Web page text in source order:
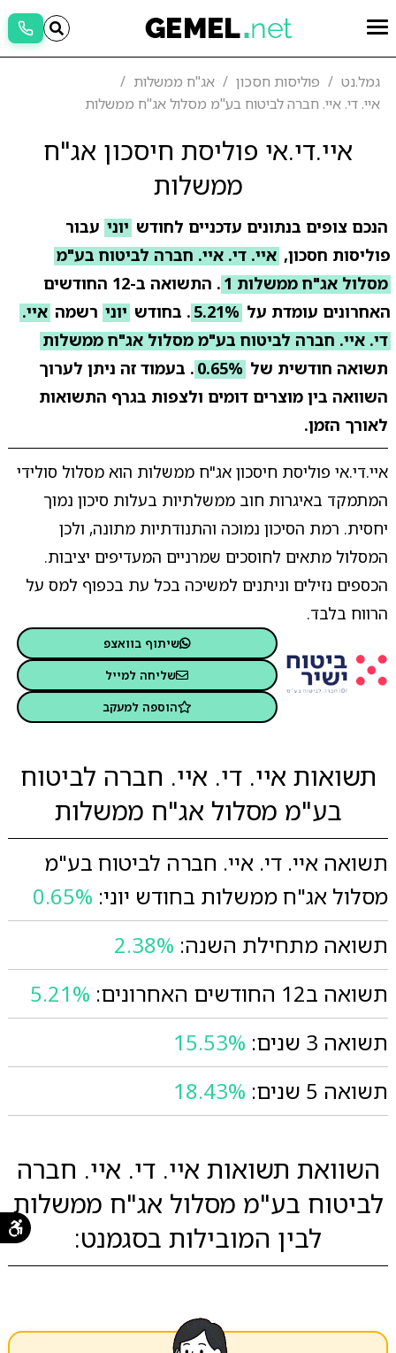
גמל.נט פוליסות חסכון
אג"ח ממשלות
איי. די. איי. חברה לביטוח בע"מ מסלול אג"ח ממשלות
איי.די.אי פוליסת חיסכון אג"ח
ממשלות
הנכם צופים בנתונים עדכניים לחודש יוני עבור
פוליסות חסכון, איי. די. איי. חברה לביטוח בע"מ
מסלול אג"ח ממשלות 1
. התשואה ב-12 החודשים
האחרונים עומדת על 5.21% . בחודש יוני רשמה איי.
די. איי. חברה לביטוח בע"מ מסלול אג"ח ממשלות
תשואה חודשית של 0.65% . בעמוד זה ניתן לערוך
השוואה בין מוצרים דומים ולצפות בגרף התשואות
לאורך הזמן.
איי.די.אי פוליסת חיסכון אג"ח ממשלות הוא מסלול סולידי
המתמקד באיגרות חוב ממשלתיות בעלות סיכון נמוך
יחסית. רמת הסיכון נמוכה והתנודתיות מתונה, ולכן
המסלול מתאים לחוסכים שמרניים המעדיפים יציבות.
הכספים נזילים וניתנים למשיכה בכל עת בכפוף למס על
הרווח בלבד.
שיתוף בוואצפ
שליחה למייל
הוספה למעקב
תשואות איי. די. איי. חברה לביטוח
בע"מ מסלול אג"ח ממשלות
תשואה איי. די. איי. חברה לביטוח בע"מ
מסלול אג"ח ממשלות בחודש יוני: 0.65%
תשואה מתחילת השנה: 2.38%
תשואה ב12 החודשים האחרונים:
5.21%
תשואה 3 שנים:
15.53%
תשואה 5 שנים:
18.43%
השוואת תשואות איי. די. איי. חברה
לביטוח בע"מ מסלול אג"ח ממשלות
לבין המובילות בסגמנט: